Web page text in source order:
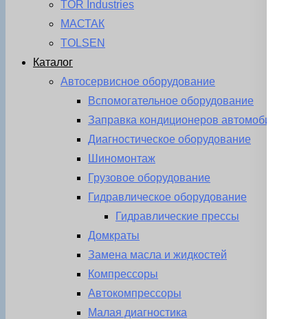
TOR Industries
МАСТАК
TOLSEN
Каталог
Автосервисное оборудование
Вспомогательное оборудование
Заправка кондиционеров автомобиля
Диагностическое оборудование
Шиномонтаж
Грузовое оборудование
Гидравлическое оборудование
Гидравлические прессы
Домкраты
Замена масла и жидкостей
Компрессоры
Автокомпрессоры
Малая диагностика